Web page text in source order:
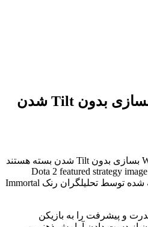
بسته هستند
نوشته شده توسط تحلیلگران رنک Immortal
و پیشرفت را به بازیکن